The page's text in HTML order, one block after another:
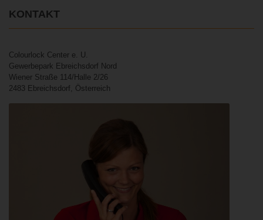
KONTAKT
Colourlock Center e. U.
Gewerbepark Ebreichsdorf Nord
Wiener Straße 114/Halle 2/26
2483 Ebreichsdorf, Österreich